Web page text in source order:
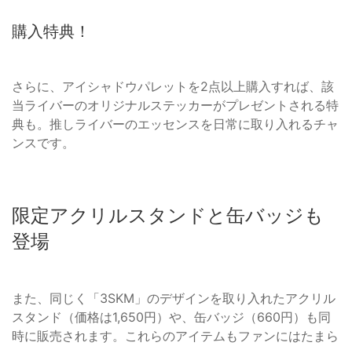
購入特典！
さらに、アイシャドウパレットを2点以上購入すれば、該
当ライバーのオリジナルステッカーがプレゼントされる特
典も。推しライバーのエッセンスを日常に取り入れるチャ
ンスです。
限定アクリルスタンドと缶バッジも
登場
また、同じく「3SKM」のデザインを取り入れたアクリル
スタンド（価格は1,650円）や、缶バッジ（660円）も同
時に販売されます。これらのアイテムもファンにはたまら